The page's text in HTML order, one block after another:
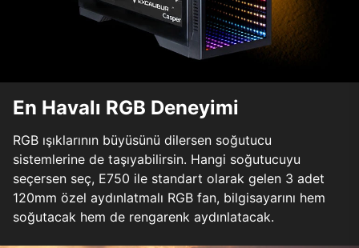
En Havalı RGB Deneyimi
RGB ışıklarının büyüsünü dilersen soğutucu
sistemlerine de taşıyabilirsin. Hangi soğutucuyu
seçersen seç, E750 ile standart olarak gelen 3 adet
120mm özel aydınlatmalı RGB fan, bilgisayarını hem
soğutacak hem de rengarenk aydınlatacak.